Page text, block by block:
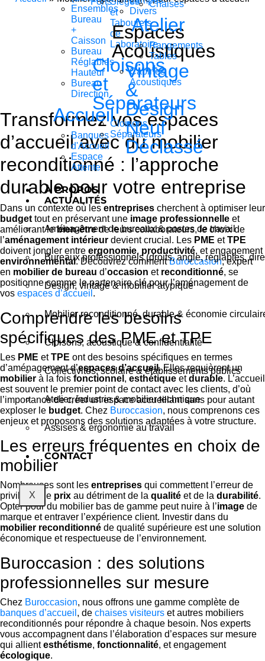
Ensembles
Bureau
+
Caisson
Bureau
Réglables
Hauteur
Bureau
Direction
Accueil
Banques
d'Accueil
Espace
Attente
et
Tabourets
de
Laboratoire
Cloisons
et
Séparateurs
Cloisons
Séparateurs
Divers
Espaces
Acoustiques
Cabines
Acoustiques
Chaises
Atelier
Rangements
Tables
Vintage
&
Design
Neuf
Déclassé
À PROPOS
ACTUALITÉS
Aménagement de bureaux & postes de travail
Bureaux professionnels (droits, angle, réglables,
Design, vintage & mobilier atypique
Mobilier reconditionné, durable & économie
Cloisons, acoustique & confidentialité
Collectivités, scolaire & établissements publics
Atelier, industrie & mobilier technique
Assises & ergonomie au travail
CONTACT
X
Transformez vos espaces
d’accueil avec du mobilier
reconditionné : l’approche
durable pour votre entreprise
Dans un contexte où les entreprises cherchent à optimiser leur
budget tout en préservant une image professionnelle et
améliorant lebien-êtrede leurs collaborateurs, le choix de
l’aménagement intérieur devient crucial. Les PME etTPE
doivent jongler entre ergonomie, productivité, et engagement
environnemental. Découvrez commentBuroccasion, expert
en mobilier de bureau d’occasion et reconditionné, se
positionne comme le partenaire clé pour l’aménagement de
vos espaces d’accueil .
Comprendre les besoins
spécifiques des PME et TPE
Les PME etTPE ont des besoins spécifiques en termes
d’aménagement d’espaces d’accueil. Elles requièrent un
mobilier à la fois fonctionnel , esthétique etdurable. L’accueil
est souvent le premier point de contact avec les clients, d’où
l’importance de créer un espace accueillant sans pour autant
exploser le budget. Chez Buroccasion, nous comprenons ces
enjeux et proposons des solutions adaptées à votre structure.
Les erreurs fréquentes en choix de
mobilier
Nombreuses sont les entreprises qui commettent l’erreur de
privilégier le prix au détriment de la qualité et de la durabilité.
Opter pour du mobilier bas de gamme peut nuire à l’image de
marque et entraver l’expérience client. Investir dans du
mobilier reconditionné de qualité supérieure est une solution
économique et respectueuse de l’environnement.
Buroccasion : des solutions
professionnelles sur mesure
Chez Buroccasion, nous offrons une gamme complète de
banques d’accueil , de chaises visiteurs et autres mobiliers
reconditionnés pour répondre à chaque besoin. Nos experts
vous accompagnent dans l’élaboration d’espaces sur mesure
qui allientesthétisme, fonctionnalité, et engagement
écologique.